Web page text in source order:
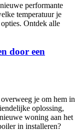
performante
temperatuur je
Ontdek alle
door een
je om hem in
oplossing,
woning aan het
in installeren?